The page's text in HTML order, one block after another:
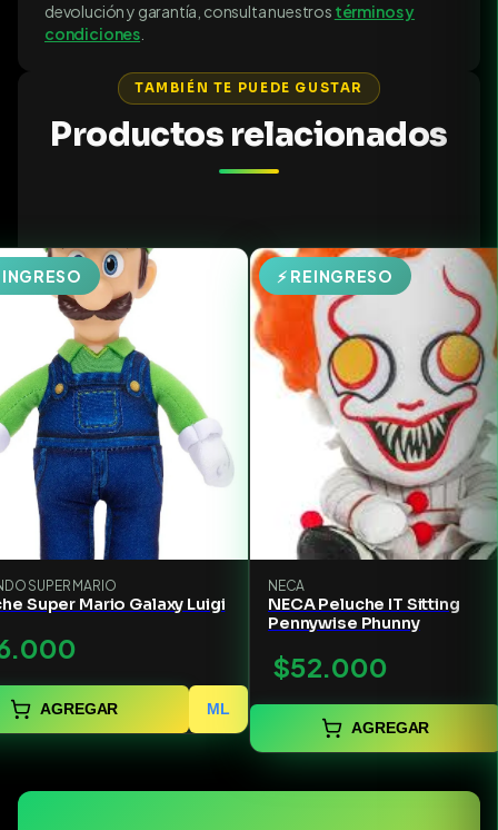
devolución y garantía, consulta nuestros términos y
condiciones
TAMBIÉN TE PUEDE GUSTAR
Productos relacionados
SUPER MARIO
Super Mario Galaxy Luigi
AGREGAR ML
⚡ REINGRESO
NECA
NECA Peluche IT Sitting
Pennywise Phunny
$52.000
AGREGAR